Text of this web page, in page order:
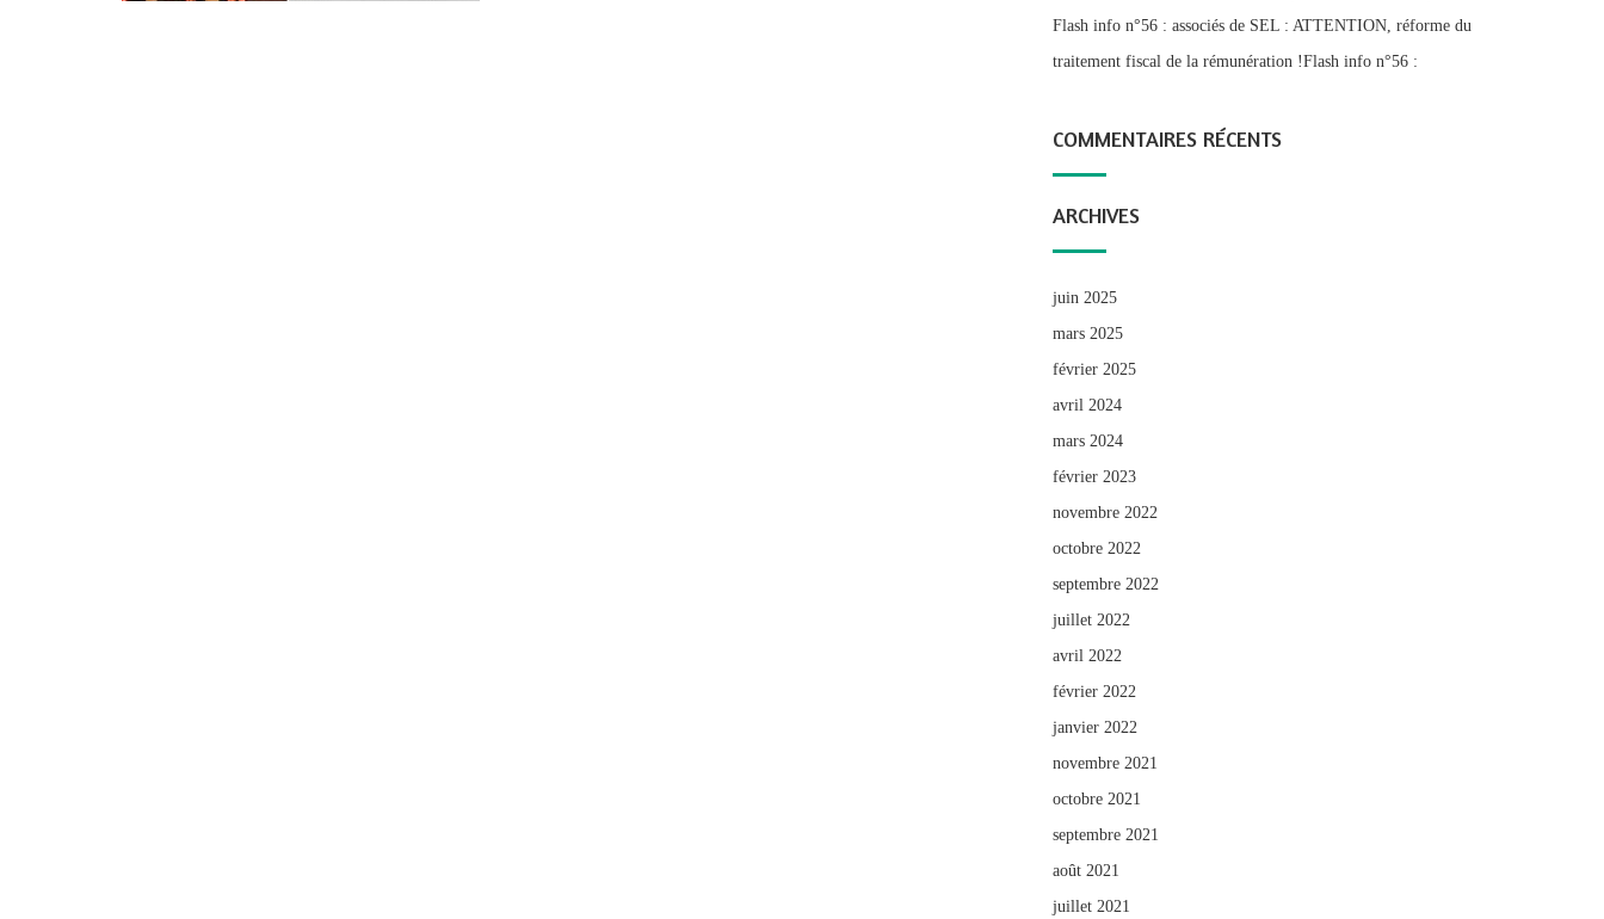
Flash info n°56 : associés de SEL : ATTENTION, réforme du
traitement fiscal de la rémunération !Flash info n°56 :
COMMENTAIRES RÉCENTS
ARCHIVES
juin 2025
mars 2025
février 2025
avril 2024
mars 2024
février 2023
novembre 2022
octobre 2022
septembre 2022
juillet 2022
avril 2022
février 2022
janvier 2022
novembre 2021
octobre 2021
septembre 2021
août 2021
juillet 2021